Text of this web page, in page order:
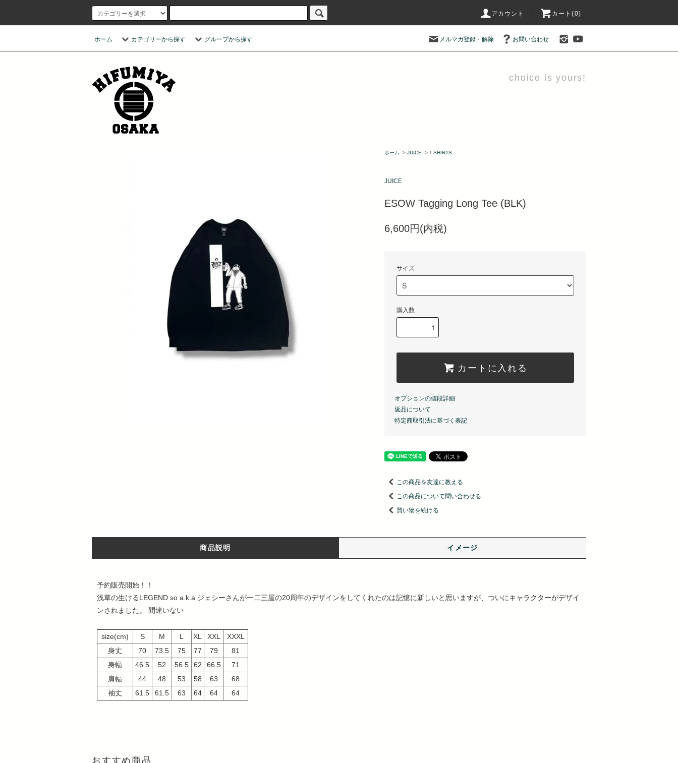
アカウント カート(0)
ホーム カテゴリーから探す グループから探す メルマガ登録・解除 お問い合わせ
choice is yours!
ホーム > JUICE > T-SHIRTS
JUICE
ESOW Tagging Long Tee (BLK)
6,600円(内税)
サイズ
購入数
カートに入れる
オプションの値段詳細
返品について
特定商取引法に基づく表記
この商品を友達に教える
この商品について問い合わせる
買い物を続ける
商品説明 イメージ
予約販売開始！！
浅草の生けるLEGEND so a.k.a ジェシーさんが一二三屋の20周年のデザインをしてくれたのは記憶に新しいと思いますが、ついにキャラクターがデザイ
ンされました。 間違いない
size(cm) S M L XL XXL
XXXL
身丈
70 73.5 75 77 79
81
身幅
46.5 52 56.5 62 66.5
71
肩幅
44 48 53 58 63
68
袖丈
61.5 61.5 63 64 64 64
おすすめ商品